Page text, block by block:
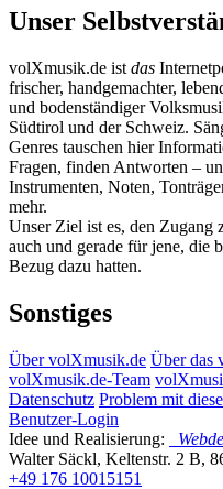
Unser
volXmusik.de ist das
frischer, handgemachter,
und bodenständiger
Südtirol und der Schweiz.
Genres tauschen hier
Fragen, finden Antworten –
Instrumenten, Noten,
mehr.
Unser Ziel ist es, den
auch und gerade für jene, die
Bezug dazu hatten.
Sonstiges
Über volXmusik.de Über das
volXmusik.de-Team
Datenschutz Problem mit
Benutzer-Login
Idee und Realisierung:
Walter Säckl, Keltenstr. 2 B,
+49 176 10015151